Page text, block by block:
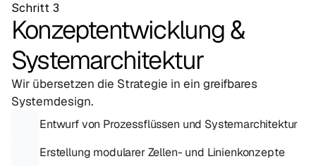
Schritt 3
Konzeptentwicklung &
Systemarchitektur
Wir übersetzen die Strategie in ein greifbares
Systemdesign.
Entwurf von Prozessflüssen und Systemarchitektur
Erstellung modularer Zellen- und Linienkonzepte